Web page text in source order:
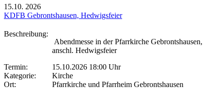
15.10. 2026
KDFB Gebrontshausen, Hedwigsfeier
Beschreibung:
Abendmesse in der Pfarrkirche Gebrontshausen,
anschl. Hedwigsfeier
Termin:
15.10.2026 18:00 Uhr
Kategorie:
Kirche
Ort:
Pfarrkirche und Pfarrheim Gebrontshausen